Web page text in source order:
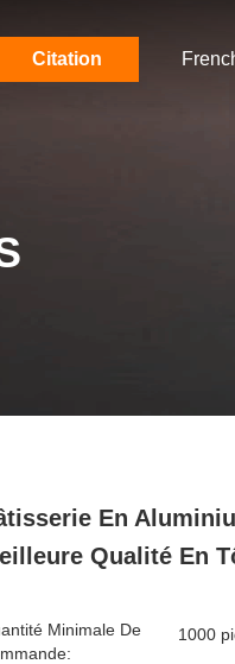
Citation
En
Qualité En
Minimale De
1000